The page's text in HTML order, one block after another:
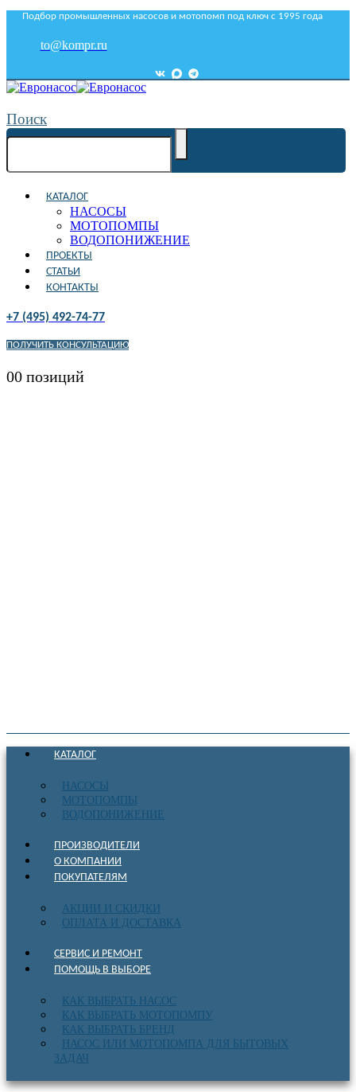
Подбор промышленных насосов и мотопомп под ключ с 1995 года
to@kompr.ru
Поиск
КАТАЛОГ
НАСОСЫ
МОТОПОМПЫ
ВОДОПОНИЖЕНИЕ
ПРОЕКТЫ
СТАТЬИ
КОНТАКТЫ
+7 (495) 492-74-77
ПОЛУЧИТЬ КОНСУЛЬТАЦИЮ
00 позиций
КАТАЛОГ
НАСОСЫ
МОТОПОМПЫ
ВОДОПОНИЖЕНИЕ
ПРОИЗВОДИТЕЛИ
О КОМПАНИИ
ПОКУПАТЕЛЯМ
АКЦИИ И СКИДКИ
ОПЛАТА И ДОСТАВКА
СЕРВИС И РЕМОНТ
ПОМОЩЬ В ВЫБОРЕ
КАК ВЫБРАТЬ НАСОС
КАК ВЫБРАТЬ МОТОПОМПУ
КАК ВЫБРАТЬ БРЕНД
НАСОС ИЛИ МОТОПОМПА ДЛЯ БЫТОВЫХ
ЗАДАЧ